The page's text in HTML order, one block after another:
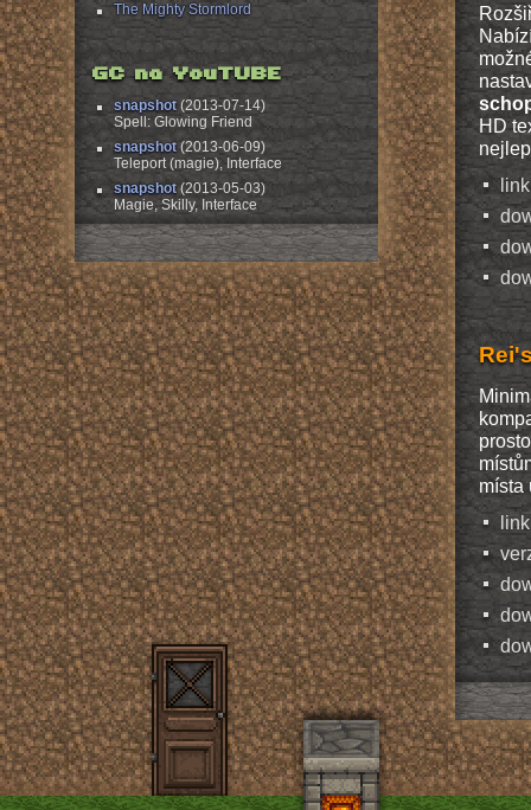
The Mighty Stormlord
GC na YouTUBE
snapshot (2013-07-14)
Spell: Glowing Friend
snapshot (2013-06-09)
Teleport (magie), Interface
snapshot (2013-05-03)
Magie, Skilly, Interface
HD
místa